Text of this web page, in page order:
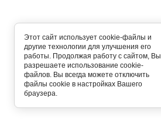
Этот сайт использует cookie-файлы и
другие технологии для улучшения его
работы. Продолжая работу с сайтом, Вы
разрешаете использование cookie-
файлов. Вы всегда можете отключить
файлы cookie в настройках Вашего
браузера.